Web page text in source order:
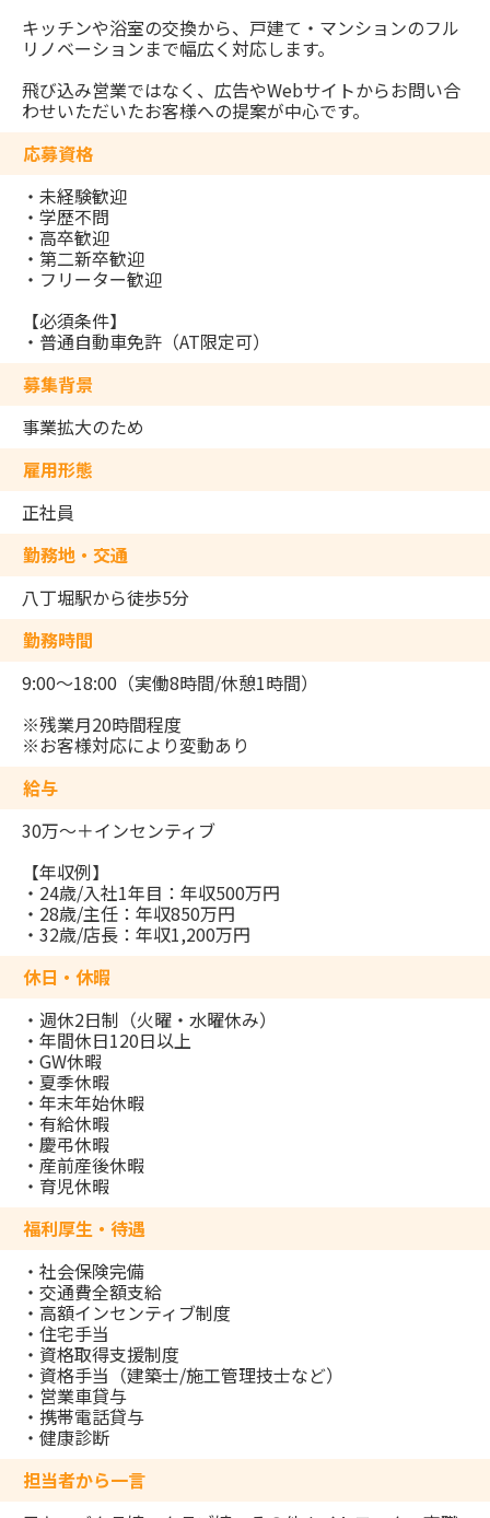
キッチンや浴室の交換から、戸建て・マンションのフル
リノベーションまで幅広く対応します。
飛び込み営業ではなく、広告やWebサイトからお問い合
わせいただいたお客様への提案が中心です。
応募資格
・未経験歓迎
・学歴不問
・高卒歓迎
・第二新卒歓迎
・フリーター歓迎
【必須条件】
・普通自動車免許（AT限定可）
募集背景
事業拡大のため
雇用形態
正社員
勤務地・交通
八丁堀駅から徒歩5分
勤務時間
9:00〜18:00（実働8時間/休憩1時間）
※残業月20時間程度
※お客様対応により変動あり
給与
30万～＋インセンティブ
【年収例】
・24歳/入社1年目：年収500万円
・28歳/主任：年収850万円
・32歳/店長：年収1,200万円
休日・休暇
・週休2日制（火曜・水曜休み）
・年間休日120日以上
・GW休暇
・夏季休暇
・年末年始休暇
・有給休暇
・慶弔休暇
・産前産後休暇
・育児休暇
福利厚生・待遇
・社会保険完備
・交通費全額支給
・高額インセンティブ制度
・住宅手当
・資格取得支援制度
・資格手当（建築士/施工管理技士など）
・営業車貸与
・携帯電話貸与
・健康診断
担当者から一言